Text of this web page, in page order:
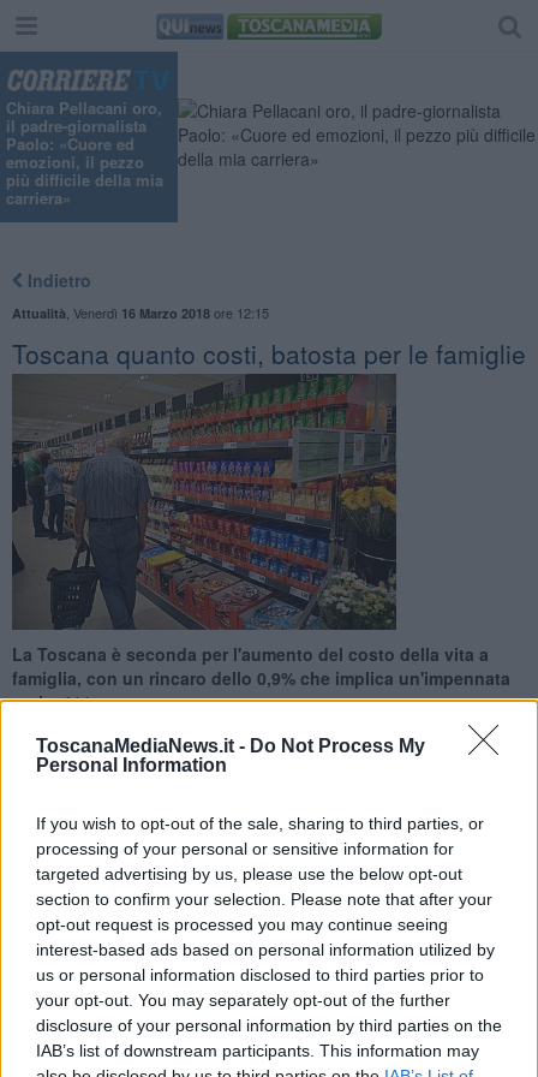
ToscanaMediaNews.it - Do Not Process My
Personal Information
If you wish to opt-out of the sale, sharing to third parties, or
processing of your personal or sensitive information for
targeted advertising by us, please use the below opt-out
section to confirm your selection. Please note that after your
opt-out request is processed you may continue seeing
interest-based ads based on personal information utilized by
us or personal information disclosed to third parties prior to
your opt-out. You may separately opt-out of the further
disclosure of your personal information by third parties on the
IAB’s list of downstream participants. This information may
Chiara Pellacani oro,
il padre-giornalista
Paolo: «Cuore ed
emozioni, il pezzo
più difficile della mia
carriera»
Indietro
Attualità Venerdì 16 Marzo 2018ore 12:15
Toscana quanto costi, batosta per le famiglie
La Toscana è seconda per l'aumento del costo della vita a
famiglia, con un rincaro dello 0,9% che implica un'impennata
pari a 411 euro
FIRENZE —E' Bolzano il capoluogo più caro in Italia, seguito da
Venezia e Trento. E' quanto emerge dalla classifica stilata
dall'Unione Nazionale Consumatori, in base ai dati diffusi dall'Istat
sull'inflazione di febbraio.
In testa alla classifica delle regioni più costose, in termini di rincari,
ancora una volta, il Trentino Alto Adige, dove l'inflazione dell'1,2%
significa, per una famiglia di 4 persone, una batosta pari a 649 euro
su base annua (443 per la famiglia media Istat da 2,4
componenti).